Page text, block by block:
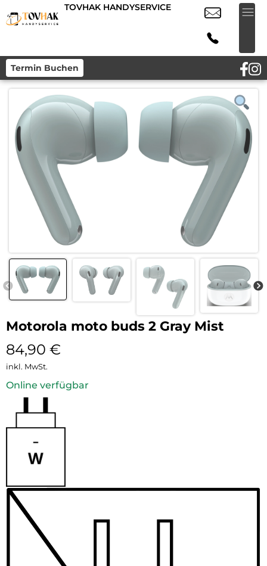
TOVHAK HANDYSERVICE
Termin Buchen
Motorola moto buds 2 Gray Mist
84,90 €
inkl. MwSt.
Online verfügbar